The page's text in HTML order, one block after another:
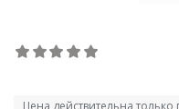
Цена действительна